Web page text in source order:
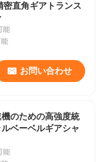
密直角ギアトランス
能
お問い合わせ
のための高強度統
ベーベルギアシャ
能